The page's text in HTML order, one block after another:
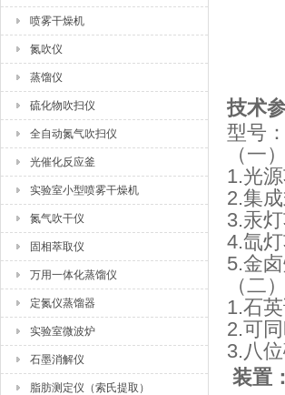
喷雾干燥机
氮吹仪
蒸馏仪
硫化物吹扫仪
全自动氮气吹扫仪
光催化反应釜
实验室小型喷雾干燥机
氮气吹干仪
固相萃取仪
万用一体化蒸馏仪
定氮仪蒸馏器
实验室微波炉
石墨消解仪
脂肪测定仪（索氏提取）
技术
型号
（一
1.光
2.集
3.汞
4.氙
5.金
（二
1.石
2.可
3.八
装置：